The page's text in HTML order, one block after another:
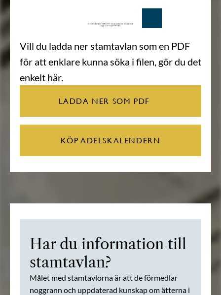
Vill du ladda ner stamtavlan som en PDF
för att enklare kunna söka i filen, gör du det
enkelt här.
LADDA NER SOM PDF
KÖP ADELSKALENDERN
Har du information till
stamtavlan?
Målet med stamtavlorna är att de förmedlar
noggrann och uppdaterad kunskap om ätterna i